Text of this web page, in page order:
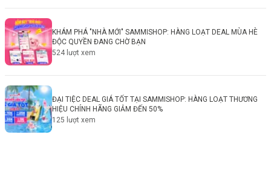
KHÁM PHÁ "NHÀ MỚI" SAMMISHOP: HÀNG LOẠT DEAL MÙA HÈ
ĐỘC QUYỀN ĐANG CHỜ BẠN
524 lượt xem
ĐẠI TIỆC DEAL GIÁ TỐT TẠI SAMMISHOP: HÀNG LOẠT THƯƠNG
HIỆU CHÍNH HÃNG GIẢM ĐẾN 50%
125 lượt xem